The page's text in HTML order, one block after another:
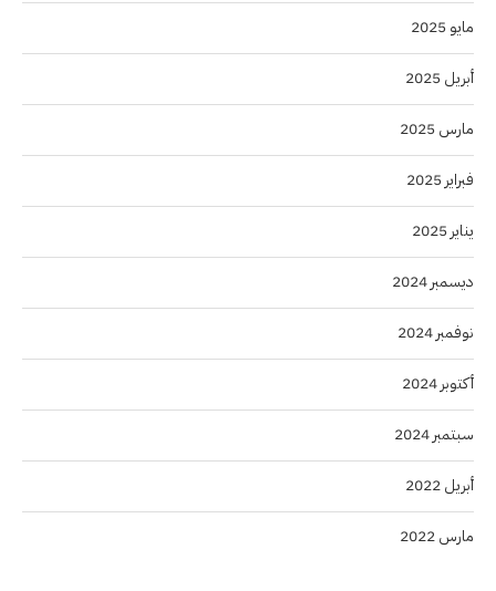
مايو 2025
أبريل 2025
مارس 2025
فبراير 2025
يناير 2025
ديسمبر 2024
نوفمبر 2024
أكتوبر 2024
سبتمبر 2024
أبريل 2022
مارس 2022